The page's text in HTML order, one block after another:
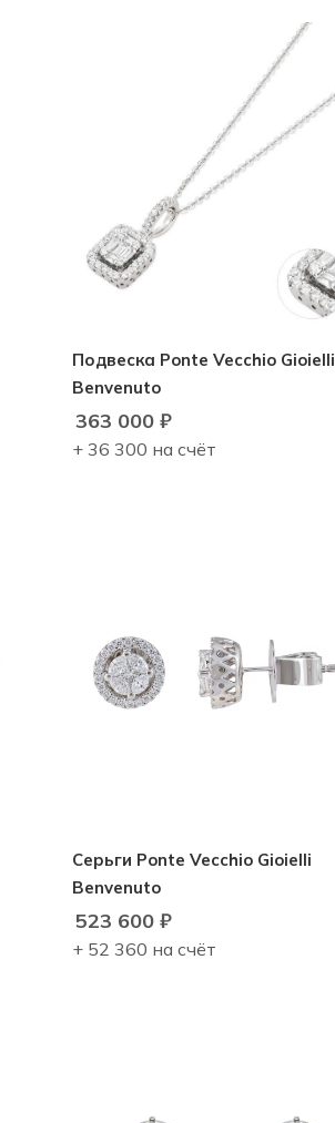
Подвеска Ponte Vecchio Gioielli
Benvenuto
363 000₽
+ 36 300 на счёт
Серьги Ponte Vecchio Gioielli
Benvenuto
523 600₽
+ 52 360 на счёт